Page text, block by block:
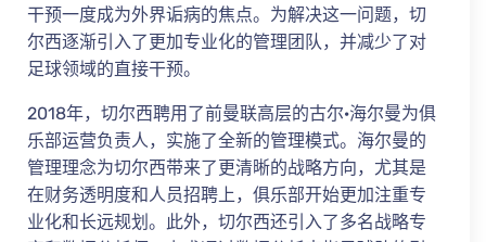
干预一度成为外界诟病的焦点。为解决这一问题，切
尔西逐渐引入了更加专业化的管理团队，并减少了对
足球领域的直接干预。
2018年，切尔西聘用了前曼联高层的古尔·海尔曼为俱
乐部运营负责人，实施了全新的管理模式。海尔曼的
管理理念为切尔西带来了更清晰的战略方向，尤其是
在财务透明度和人员招聘上，俱乐部开始更加注重专
业化和长远规划。此外，切尔西还引入了多名战略专